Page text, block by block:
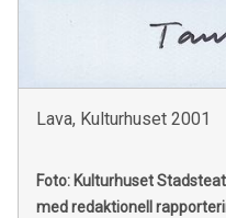
Lava, Kulturhuset 2001
Foto: Kulturhuset
med redaktionell